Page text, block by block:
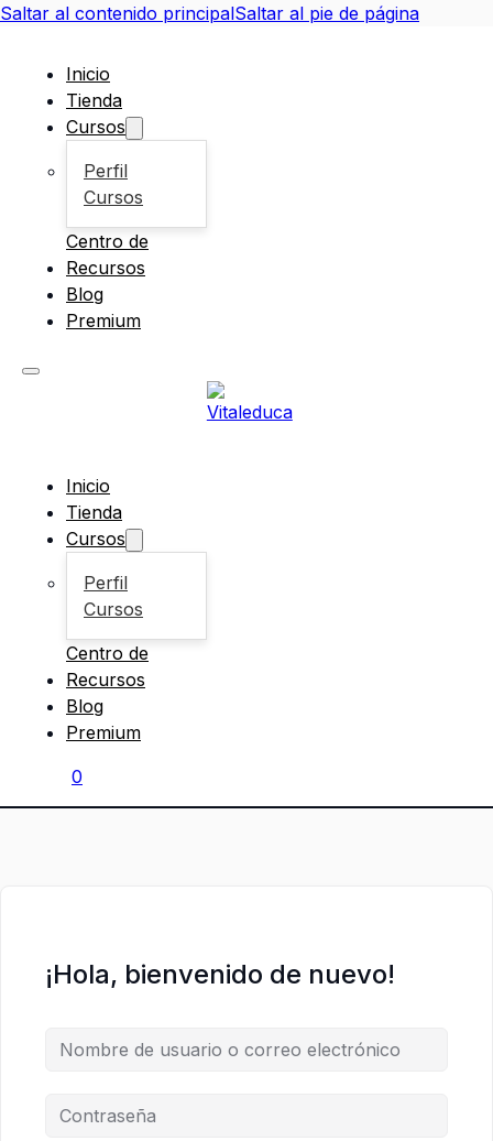
Saltar al contenido principalSaltar al pie de página
Inicio
Tienda
Cursos
Perfil
Cursos
Centro de
Recursos
Blog
Premium
Inicio
Tienda
Cursos
Perfil
Cursos
Centro de
Recursos
Blog
Premium
0
¡Hola, bienvenido de nuevo!